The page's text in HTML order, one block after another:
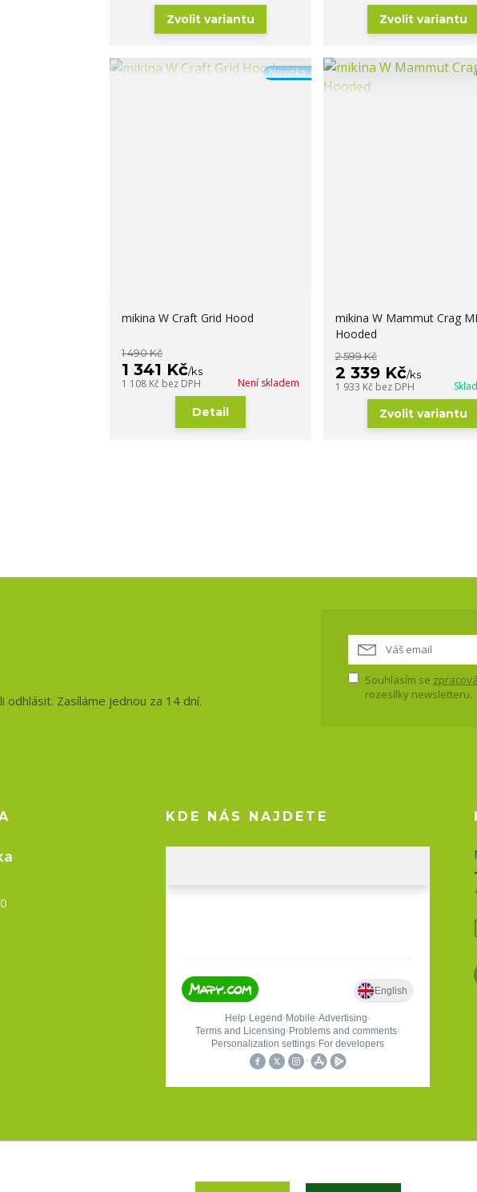
Zvolit variantu Zvolit variantu
Novinka
mikina W Craft Grid Hood
1 490 Kč
1 341 Kč/ks
1 108 Kč bez DPH Není skladem
Detail
mikina W Mammut Crag ML
Hooded
2 599 Kč
2 339 Kč/ks
1 933 Kč bez DPH
Zvolit variantu
odhlásit. Zasíláme jednou za 14 dní.
Souhlasím se
rozesílky newsletteru.
KDE NÁS NAJDETE